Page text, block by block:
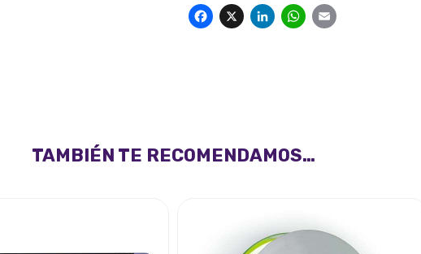
Facebook
X LinkedIn
WhatsApp
TAMBIÉN TE RECOMENDAMOS…